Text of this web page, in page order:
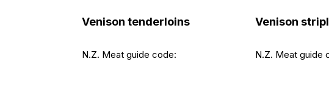
Venison tenderloins
N.Z. Meat guide code:
Venison
N.Z. Meat guide